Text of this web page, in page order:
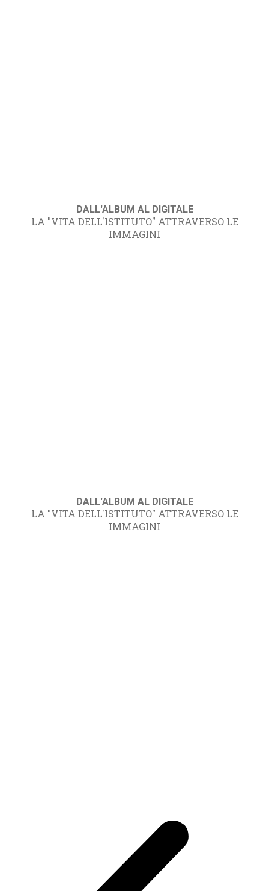
DALL'ALBUM AL DIGITALE
LA "VITA DELL'ISTITUTO" ATTRAVERSO LE
IMMAGINI
DALL'ALBUM AL DIGITALE
LA "VITA DELL'ISTITUTO" ATTRAVERSO LE
IMMAGINI